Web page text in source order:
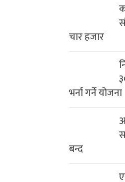
चार हजार
भर्ना गर्ने योजना
बन्द